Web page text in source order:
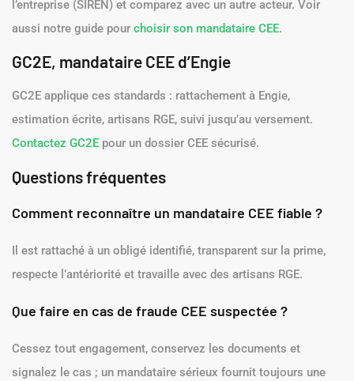
l’entreprise (SIREN) et comparez avec un autre acteur. Voir
aussi notre guide pour choisir son mandataire CEE.
GC2E, mandataire CEE d’Engie
GC2E applique ces standards : rattachement à Engie,
estimation écrite, artisans RGE, suivi jusqu’au versement.
Contactez GC2E pour un dossier CEE sécurisé.
Questions fréquentes
Comment reconnaître un mandataire CEE fiable ?
Il est rattaché à un obligé identifié, transparent sur la prime,
respecte l’antériorité et travaille avec des artisans RGE.
Que faire en cas de fraude CEE suspectée ?
Cessez tout engagement, conservez les documents et
signalez le cas ; un mandataire sérieux fournit toujours une